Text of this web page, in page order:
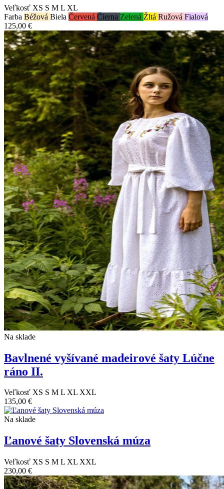
Veľkosť XS S M L XL
Farba Béžová Biela Červená Čierna Zelená Žltá Ružová Fialová
125,00 €
Na sklade
Bavlnené vyšívané madeirové šaty Lúčne
ráno II.
Veľkosť XS S M L XL XXL
135,00 €
Na sklade
Ľanové šaty Slovenská múza
Veľkosť XS S M L XL XXL
230,00 €